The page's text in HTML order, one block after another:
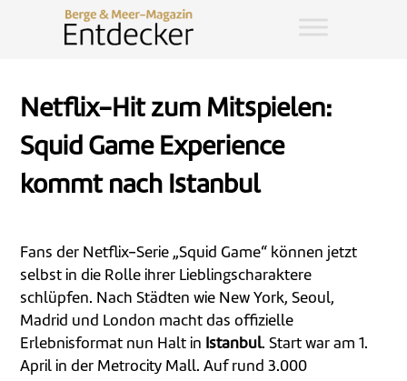
Netflix-Hit zum Mitspielen:
Squid Game Experience
kommt nach Istanbul
Fans der Netflix-Serie „Squid Game“ können jetzt
selbst in die Rolle ihrer Lieblingscharaktere
schlüpfen. Nach Städten wie New York, Seoul,
Madrid und London macht das offizielle
Erlebnisformat nun Halt in Istanbul. Start war am 1.
April in der Metrocity Mall. Auf rund 3.000